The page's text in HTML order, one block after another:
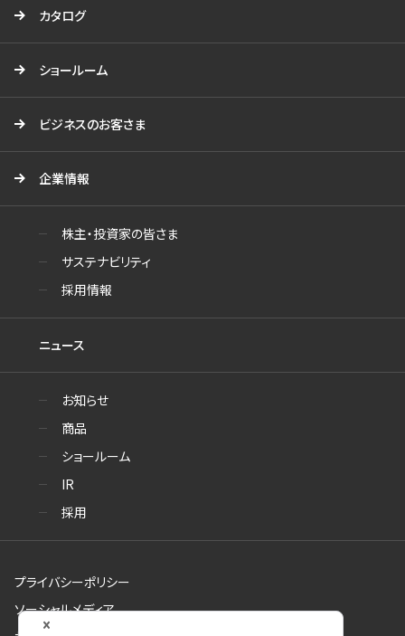
カタログ
ショールーム
ビジネスのお客さま
企業情報
株主・投資家の皆さま
サステナビリティ
採用情報
ニュース
お知らせ
商品
ショールーム
IR
採用
プライバシーポリシー
ソーシャルメディア